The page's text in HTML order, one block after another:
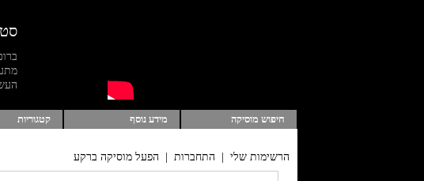
חיפוש מוסיקה מידע נוסף קטגוריות
הרשימות שלי התחברות הפעל מוסיקה ברקע